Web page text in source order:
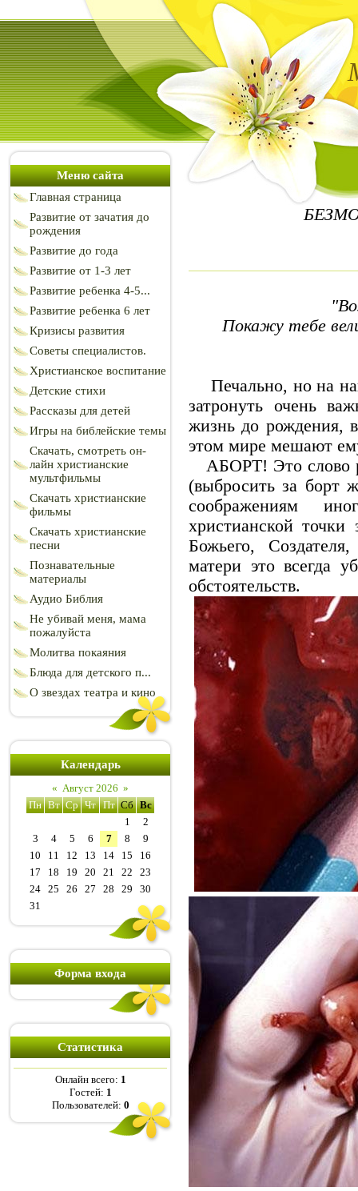
Меню сайта
Главная страница
Развитие от зачатия до
рождения
Развитие до года
Развитие от 1-3 лет
Развитие ребенка 4-5...
Развитие ребенка 6 лет
Кризисы развития
Советы специалистов.
Христианское воспитание
Детские стихи
Рассказы для детей
Игры на библейские темы
Скачать, смотреть он-
лайн христианские
мультфильмы
Скачать христианские
фильмы
Скачать христианские
песни
Познавательные
материалы
Аудио Библия
Не убивай меня, мама
пожалуйста
Молитва покаяния
Блюда для детского п...
О звездах театра и кино
Календарь
« Август 2026 »
Пн Вт Ср Чт Пт Сб Вс
1
2
3
4 5 6 7 8
9
10
11 12 13 14 15
16
17
18 19 20 21 22
23
24 25 26 27 28 29
30
31
Форма входа
Статистика
Онлайн всего: 1
Гостей: 1
Пользователей: 0
Покажу тебе
Печально, но на
затронуть очень
жизнь до рождения,
этом мире мешают
АБОРТ! Это слово
(выбросить за борт
соображениям
христианской
Божьего,
матери это всегда
обстоятельств.